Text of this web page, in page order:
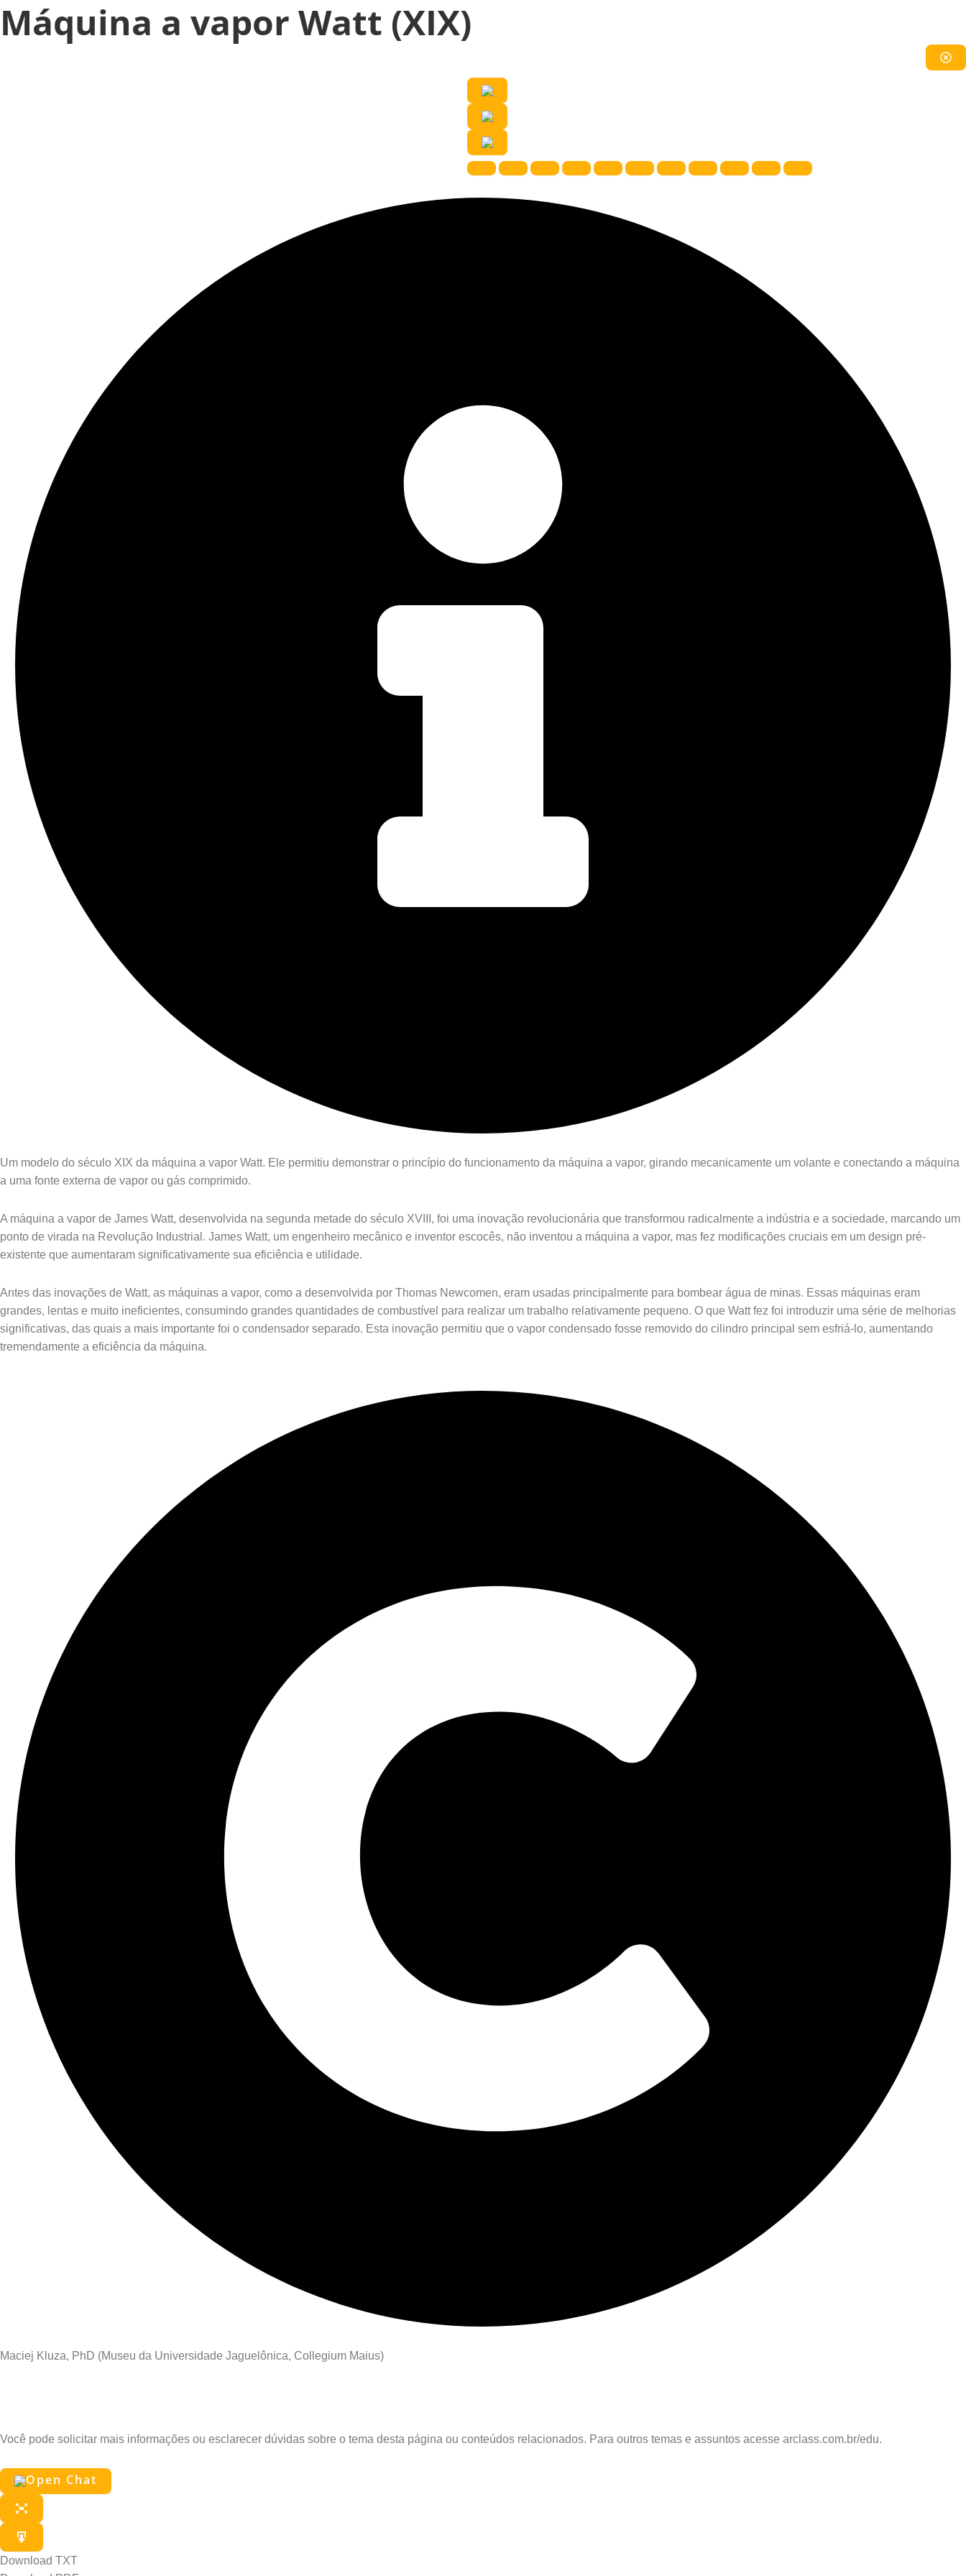
Máquina a vapor Watt (XIX)
Um modelo do século XIX da máquina a vapor Watt. Ele permitiu demonstrar o princípio do funcionamento da máquina a vapor, girando mecanicamente um volante e conectando a máquina
a uma fonte externa de vapor ou gás comprimido.
A máquina a vapor de James Watt, desenvolvida na segunda metade do século XVIII, foi uma inovação revolucionária que transformou radicalmente a indústria e a sociedade, marcando um
ponto de virada na Revolução Industrial. James Watt, um engenheiro mecânico e inventor escocês, não inventou a máquina a vapor, mas fez modificações cruciais em um design pré-
existente que aumentaram significativamente sua eficiência e utilidade.
Antes das inovações de Watt, as máquinas a vapor, como a desenvolvida por Thomas Newcomen, eram usadas principalmente para bombear água de minas. Essas máquinas eram
grandes, lentas e muito ineficientes, consumindo grandes quantidades de combustível para realizar um trabalho relativamente pequeno. O que Watt fez foi introduzir uma série de melhorias
significativas, das quais a mais importante foi o condensador separado. Esta inovação permitiu que o vapor condensado fosse removido do cilindro principal sem esfriá-lo, aumentando
tremendamente a eficiência da máquina.
Maciej Kluza, PhD (Museu da Universidade Jaguelônica, Collegium Maius)
Você pode solicitar mais informações ou esclarecer dúvidas sobre o tema desta página ou conteúdos relacionados. Para outros temas e assuntos acesse arclass.com.br/edu.
Download TXT